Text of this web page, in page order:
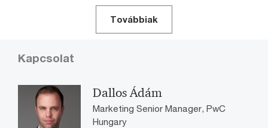
Továbbiak
Kapcsolat
Dallos Ádám
Marketing Senior Manager, PwC
Hungary